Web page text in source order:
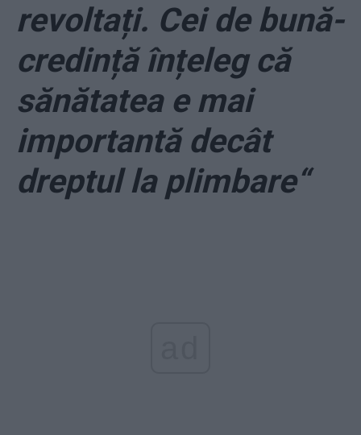
revoltați. Cei de bună-
credință înțeleg că
sănătatea e mai
importantă decât
dreptul la plimbare“